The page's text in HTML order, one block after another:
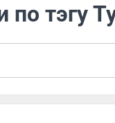
по тэгу